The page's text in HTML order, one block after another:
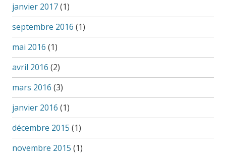
janvier 2017(1)
septembre 2016 (1)
mai 2016 (1)
avril 2016 (2)
mars 2016 (3)
janvier 2016 (1)
décembre 2015 (1)
novembre 2015 (1)